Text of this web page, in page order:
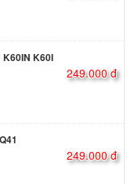
K60I
249.000 đ
249.000 đ